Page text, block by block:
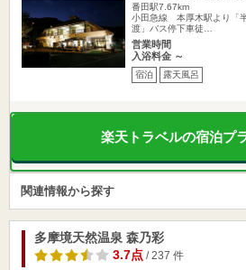
番田駅7.67km
小田急線 本厚木駅より「
渡」バス停下車徒…
営業時間
入浴料金 ～
宿泊 露天風呂
楽天トラベルの宿泊プ
関連情報から探す
多摩境天然温泉 森乃彩
3.7点/ 237 件